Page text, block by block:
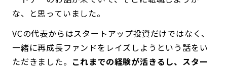
な、と思っていました。
VCの代表からはスタートアップ投資だけではなく、
一緒に再成長ファンドをレイズしようという話をい
ただきました。 これまでの経験が活きるし、スター